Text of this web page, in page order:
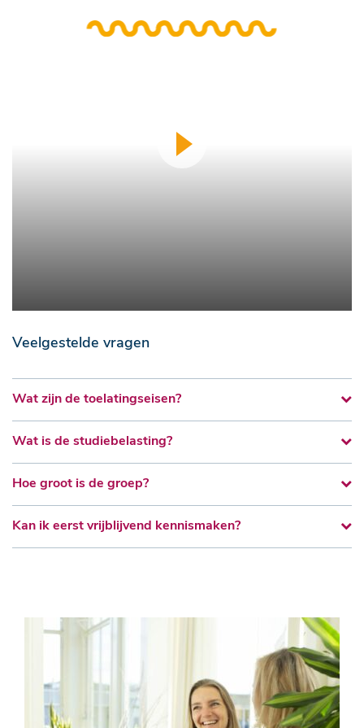
Veelgestelde vragen
Wat zijn de toelatingseisen?
Wat is de studiebelasting?
Hoe groot is de groep?
Kan ik eerst vrijblijvend kennismaken?